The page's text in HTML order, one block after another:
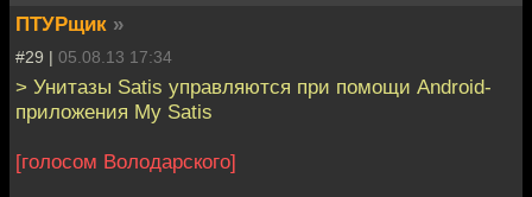
ПТУРщик »
#29 | 05.08.13 17:34
> Унитазы Satis управляются при помощи Android-
приложения My Satis
[голосом Володарского]